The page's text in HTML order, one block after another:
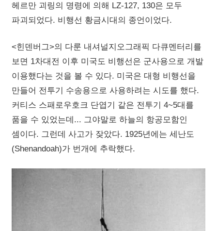
헤르만 괴링의 명령에 의해 LZ-127, 130은 모두
파괴되었다. 비행선 황금시대의 종언이었다.
<힌덴버그>의 다룬 내셔널지오그래픽 다큐멘터리를
보면 1차대전 이후 미국도 비행선은 군사용으로 개발
이용했다는 것을 볼 수 있다. 미국은 대형 비행선을
만들어 전투기 수송용으로 사용하려는 시도를 했다.
커티스 스패로우호크 단엽기 같은 전투기 4~5대를
품을 수 있었는데... 그야말로 하늘의 항공모함인
셈이다. 그런데 사고가 잦았다. 1925년에는 세난도
(Shenandoah)가 번개에 추락했다.